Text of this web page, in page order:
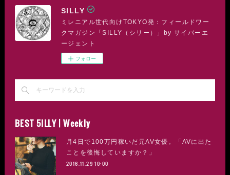
SILLY
ミレニアル世代向けTOKYO発：フィールドワー
クマガジン「SILLY（シリー）」by サイバーエ
ージェント
フォロー
BEST 5ILLY | Weekly
月4日で100万円稼いだ元AV女優。「AVに出た
ことを後悔していますか？」
2016.11.29 10:00